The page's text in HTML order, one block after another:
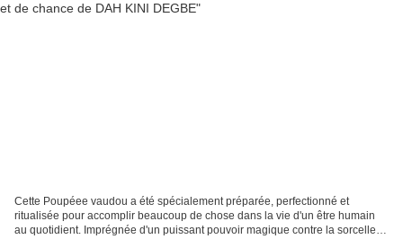
Cette Poupéee vaudou a été spécialement préparée, perfectionné et
ritualisée pour accomplir beaucoup de chose dans la vie d'un être humain
au quotidient. Imprégnée d'un puissant pouvoir magique contre la sorcellerie